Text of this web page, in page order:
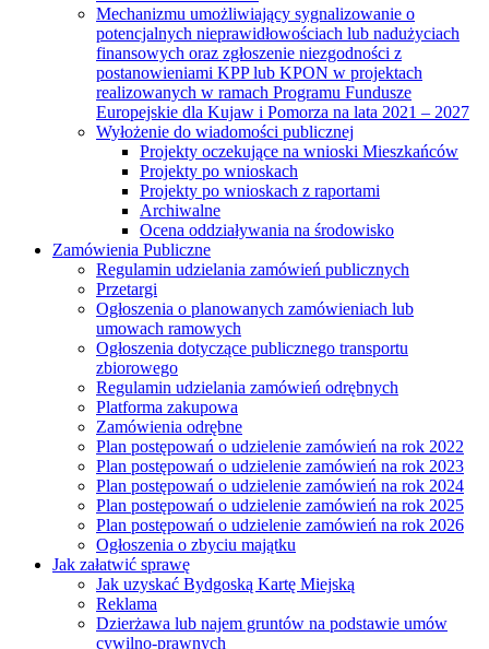
Mechanizmu umożliwiający sygnalizowanie o
potencjalnych nieprawidłowościach lub nadużyciach
finansowych oraz zgłoszenie niezgodności z
postanowieniami KPP lub KPON w projektach
realizowanych w ramach Programu Fundusze
Europejskie dla Kujaw i Pomorza na lata 2021 – 2027
Wyłożenie do wiadomości publicznej
Projekty oczekujące na wnioski Mieszkańców
Projekty po wnioskach
Projekty po wnioskach z raportami
Archiwalne
Ocena oddziaływania na środowisko
Zamówienia Publiczne
Regulamin udzielania zamówień publicznych
Przetargi
Ogłoszenia o planowanych zamówieniach lub
umowach ramowych
Ogłoszenia dotyczące publicznego transportu
zbiorowego
Regulamin udzielania zamówień odrębnych
Platforma zakupowa
Zamówienia odrębne
Plan postępowań o udzielenie zamówień na rok 2022
Plan postępowań o udzielenie zamówień na rok 2023
Plan postępowań o udzielenie zamówień na rok 2024
Plan postępowań o udzielenie zamówień na rok 2025
Plan postępowań o udzielenie zamówień na rok 2026
Ogłoszenia o zbyciu majątku
Jak załatwić sprawę
Jak uzyskać Bydgoską Kartę Miejską
Reklama
Dzierżawa lub najem gruntów na podstawie umów
cywilno-prawnych